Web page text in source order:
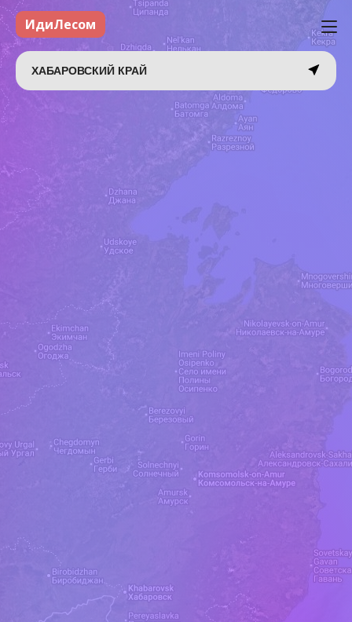
ИдиЛесом
ХАБАРОВСКИЙ КРАЙ